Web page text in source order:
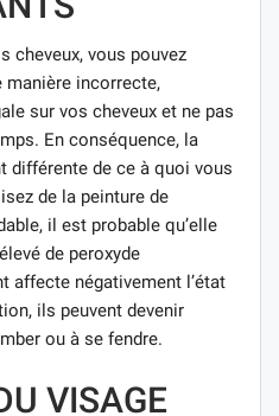
cheveux, vous pouvez
manière incorrecte,
sur vos cheveux et ne pas
En conséquence, la
différente de ce à quoi vous
de la peinture de
il est probable qu’elle
de peroxyde
affecte négativement l’état
ils peuvent devenir
ou à se fendre.
VISAGE